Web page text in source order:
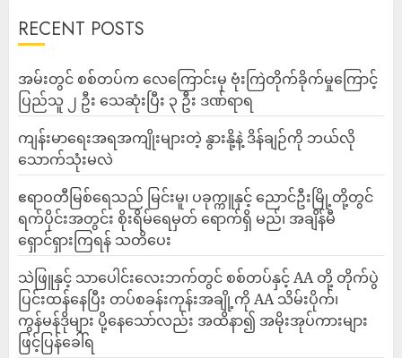
RECENT POSTS
‎အမ်းတွင် စစ်တပ်က လေကြောင်းမှ ဗုံးကြဲတိုက်ခိုက်မှုကြောင့်
ပြည်သူ ၂ ဦး သေဆုံးပြီး ၃ ဦး ဒဏ်ရာရ
ကျန်းမာရေးအရအကျိုးများတဲ့ နွားနို့နဲ့ ဒိန်ချဉ်ကို ဘယ်လို
သောက်သုံးမလဲ
ဧရာဝတီမြစ်ရေသည် မြင်းမူ၊ ပခုက္ကူနှင့် ညောင်ဦးမြို့တို့တွင်
ရက်ပိုင်းအတွင်း စိုးရိမ်ရေမှတ် ရောက်ရှိ မည်၊ အချိန်မီ
ရှောင်ရှားကြရန် သတိပေး
သဲဖြူနှင့် သာပေါင်းလေးဘက်တွင် စစ်တပ်နှင့် AA တို့ တိုက်ပွဲ
ပြင်းထန်‌နေပြီး တပ်စခန်းကုန်းအချို့ကို AA သိမ်းပိုက်၊
ကွန်မန်ဒိုများ ပို့နေသော်လည်း အထိနာ၍ အမိုးအုပ်ကားများ
ဖြင့်ပြန်ခေါ်ရ